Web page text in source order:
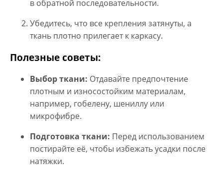
в обратной последовательности.
Убедитесь, что все крепления затянуты, а
ткань плотно прилегает к каркасу.
Полезные советы:
Выбор ткани: Отдавайте предпочтение
плотным и износостойким материалам,
например, гобелену, шениллу или
микрофибре.
Подготовка ткани: Перед использованием
постирайте её, чтобы избежать усадки после
натяжки.